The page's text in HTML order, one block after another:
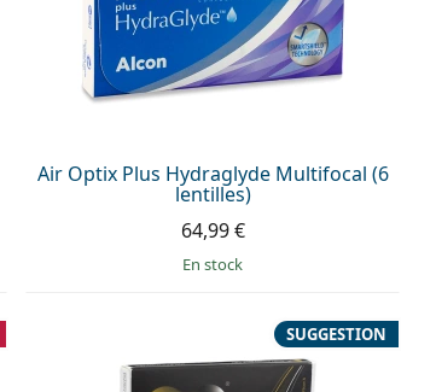
Air Optix Plus Hydraglyde Multifocal (6
lentilles)
64,99 €
en stock
SUGGESTION